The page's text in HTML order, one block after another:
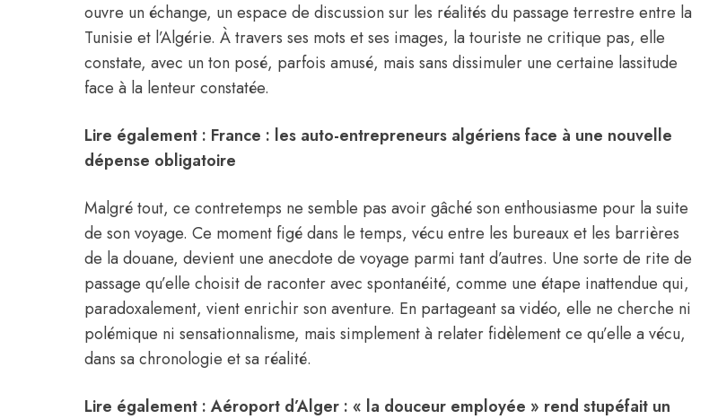
ouvre un échange, un espace de discussion sur les réalités du passage terrestre entre la
Tunisie et l’Algérie. À travers ses mots et ses images, la touriste ne critique pas, elle
constate, avec un ton posé, parfois amusé, mais sans dissimuler une certaine lassitude
face à la lenteur constatée.
Lire également : France : les auto-entrepreneurs algériens face à une nouvelle
dépense obligatoire
Malgré tout, ce contretemps ne semble pas avoir gâché son enthousiasme pour la suite
de son voyage. Ce moment figé dans le temps, vécu entre les bureaux et les barrières
de la douane, devient une anecdote de voyage parmi tant d’autres. Une sorte de rite de
passage qu’elle choisit de raconter avec spontanéité, comme une étape inattendue qui,
paradoxalement, vient enrichir son aventure. En partageant sa vidéo, elle ne cherche ni
polémique ni sensationnalisme, mais simplement à relater fidèlement ce qu’elle a vécu,
dans sa chronologie et sa réalité.
Lire également : Aéroport d’Alger : « la douceur employée » rend stupéfait un